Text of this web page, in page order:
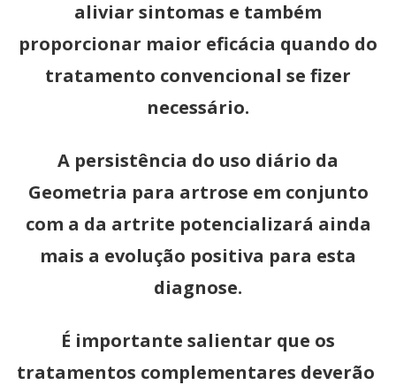
aliviar sintomas e também
proporcionar maior eficácia quando do
tratamento convencional se fizer
necessário.
A persistência do uso diário da
Geometria para artrose em conjunto
com a da artrite potencializará ainda
mais a evolução positiva para esta
diagnose.
É importante salientar que os
tratamentos complementares deverão